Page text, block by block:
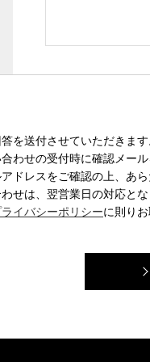
を送付させていただきます
わせの受付時に確認メール
ドレスをご確認の上、あ
せは、翌営業日の対応とな
ライバシーポリシーに則りお